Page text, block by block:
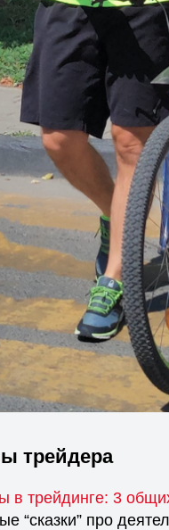
трейдера
в трейдинге: 3
“сказки” про